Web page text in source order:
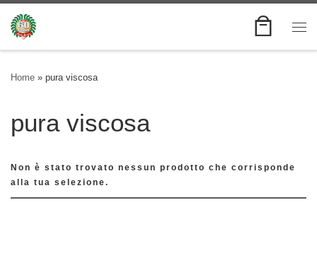
Skip to content
Home » pura viscosa
pura viscosa
Non è stato trovato nessun prodotto che corrisponde
alla tua selezione.